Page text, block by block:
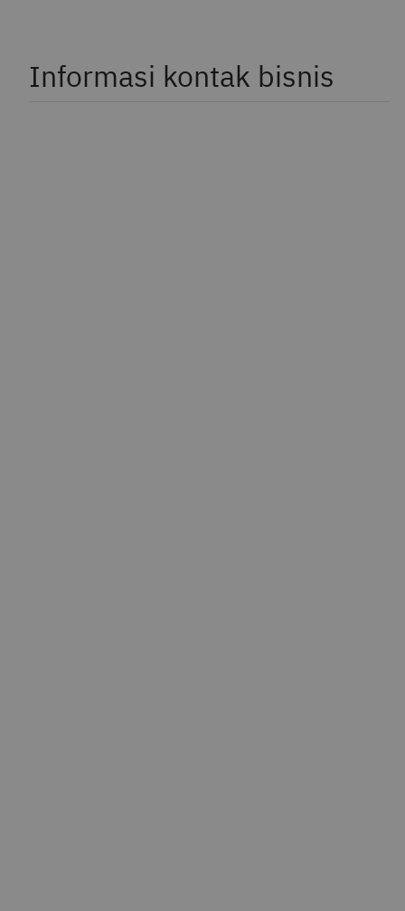
Informasi kontak bisnis